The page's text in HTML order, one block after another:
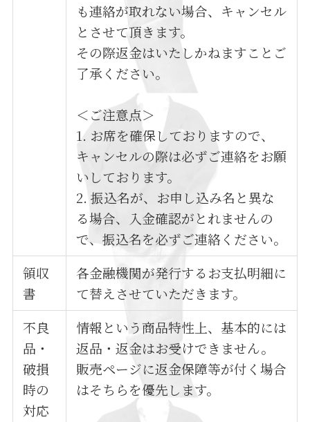
も連絡が取れない場合、キャンセル
とさせて頂きます。
その際返金はいたしかねますことご
了承ください。
＜ご注意点＞
1. お席を確保しておりますので、
キャンセルの際は必ずご連絡をお願
いしております。
2. 振込名が、お申し込み名と異な
る場合、入金確認がとれませんの
で、振込名を必ずご連絡ください。
領収
書
各金融機関が発行するお支払明細に
て替えさせていただきます。
不良
品・
破損
時の
対応
情報という商品特性上、基本的には
返品・返金はお受けできません。
販売ページに返金保障等が付く場合
はそちらを優先します。